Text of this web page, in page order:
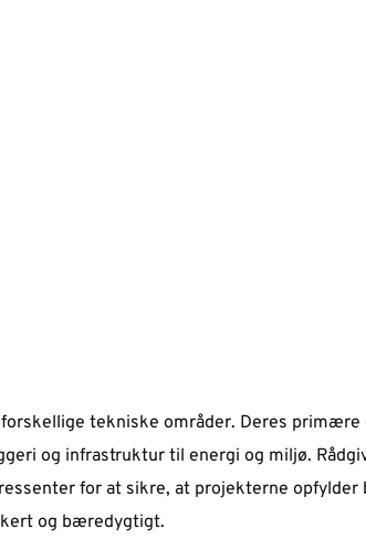
tekniske områder. Deres primære
og infrastruktur til energi og miljø.
for at sikre, at projekterne opfylder
og bæredygtigt.